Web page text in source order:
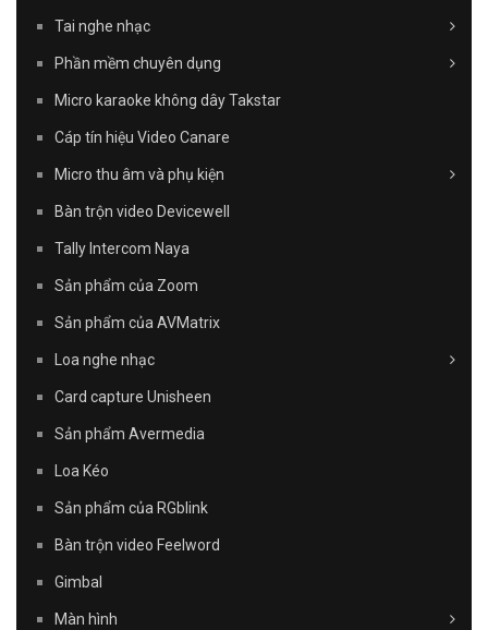
Tai nghe nhạc
Phần mềm chuyên dụng
Micro karaoke không dây Takstar
Cáp tín hiệu Video Canare
Micro thu âm và phụ kiện
Bàn trộn video Devicewell
Tally Intercom Naya
Sản phẩm của Zoom
Sản phẩm của AVMatrix
Loa nghe nhạc
Card capture Unisheen
Sản phẩm Avermedia
Loa Kéo
Sản phẩm của RGblink
Bàn trộn video Feelword
Gimbal
Màn hình